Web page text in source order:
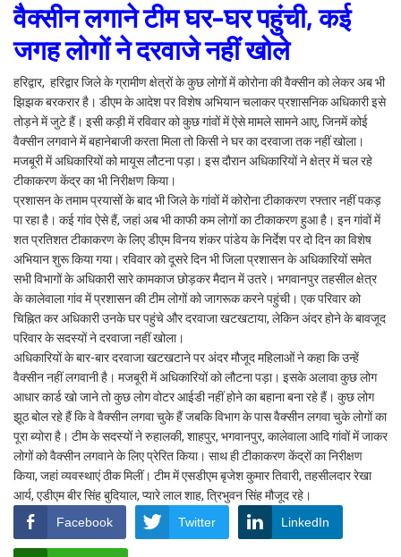
वैक्सीन लगाने टीम घर-घर पहुंची, कई
जगह लोगों ने दरवाजे नहीं खोले
हरिद्वार, हरिद्वार जिले के ग्रामीण क्षेत्रों के कुछ लोगों में कोरोना की वैक्सीन को लेकर अब भी
झिझक बरकरार है। डीएम के आदेश पर विशेष अभियान चलाकर प्रशासनिक अधिकारी इसे
तोड़ने में जुटे हैं। इसी कड़ी में रविवार को कुछ गांवों में ऐसे मामले सामने आए, जिनमें कोई
वैक्सीन लगवाने में बहानेबाजी करता मिला तो किसी ने घर का दरवाजा तक नहीं खोला।
मजबूरी में अधिकारियों को मायूस लौटना पड़ा। इस दौरान अधिकारियों ने क्षेत्र में चल रहे
टीकाकरण केंद्र का भी निरीक्षण किया।
प्रशासन के तमाम प्रयासों के बाद भी जिले के गांवों में कोरोना टीकाकरण रफ्तार नहीं पकड़
पा रहा है। कई गांव ऐसे हैं, जहां अब भी काफी कम लोगों का टीकाकरण हुआ है। इन गांवों में
शत प्रतिशत टीकाकरण के लिए डीएम विनय शंकर पांडेय के निर्देश पर दो दिन का विशेष
अभियान शुरू किया गया। रविवार को दूसरे दिन भी जिला प्रशासन के अधिकारियों समेत
सभी विभागों के अधिकारी सारे कामकाज छोड़कर मैदान में उतरे। भगवानपुर तहसील क्षेत्र
के कालेवाला गांव में प्रशासन की टीम लोगों को जागरूक करने पहुंची। एक परिवार को
चिह्नित कर अधिकारी उनके घर पहुंचे और दरवाजा खटखटाया, लेकिन अंदर होने के बावजूद
परिवार के सदस्यों ने दरवाजा नहीं खोला।
अधिकारियों के बार-बार दरवाजा खटखटाने पर अंदर मौजूद महिलाओं ने कहा कि उन्हें
वैक्सीन नहीं लगवानी है। मजबूरी में अधिकारियों को लौटना पड़ा। इसके अलावा कुछ लोग
आधार कार्ड खो जाने तो कुछ लोग वोटर आईडी नहीं होने का बहाना बना रहे हैं। कुछ लोग
झूठ बोल रहे हैं कि वे वैक्सीन लगवा चुके हैं जबकि विभाग के पास वैक्सीन लगवा चुके लोगों का
पूरा ब्योरा है। टीम के सदस्यों ने रुहालकी, शाहपुर, भगवानपुर, कालेवाला आदि गांवों में जाकर
लोगों को वैक्सीन लगवाने के लिए प्रेरित किया। साथ ही टीकाकरण केंद्रों का निरीक्षण
किया, जहां व्यवस्थाएं ठीक मिलीं। टीम में एसडीएम बृजेश कुमार तिवारी, तहसीलदार रेखा
आर्य, एडीएम बीर सिंह बुदियाल, प्यारे लाल शाह, त्रिभुवन सिंह मौजूद रहे।
Facebook
Twitter LinkedIn